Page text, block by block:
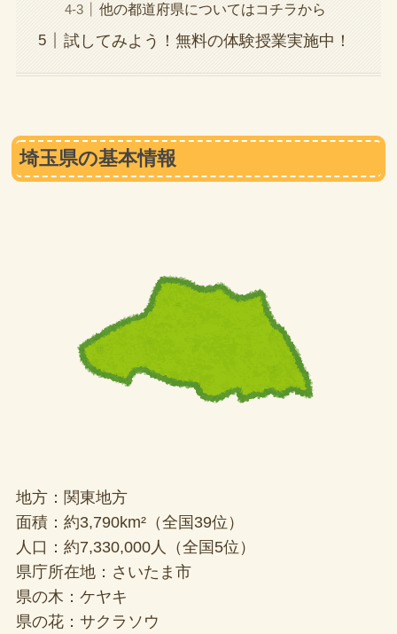
他の都道府県についてはコチラから
試してみよう！無料の体験授業実施中！
埼玉県の基本情報
地方：関東地方
面積：約3,790km²（全国39位）
人口：約7,330,000人（全国5位）
県庁所在地：さいたま市
県の木：ケヤキ
県の花：サクラソウ